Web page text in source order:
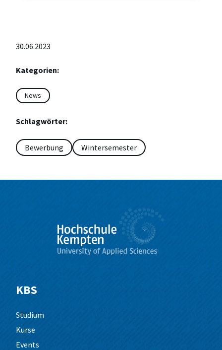
30.06.2023
Kategorien:
News
Schlagwörter:
Bewerbung Wintersemester
KBS
Studium
Kurse
Events